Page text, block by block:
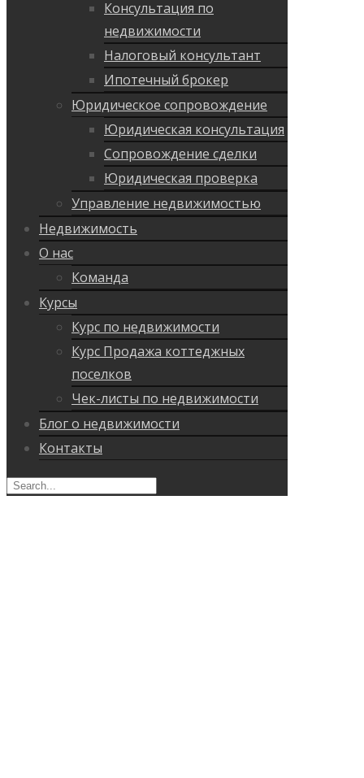
Консультация по
недвижимости
Налоговый консультант
Ипотечный брокер
Юридическое сопровождение
Юридическая консультация
Сопровождение сделки
Юридическая проверка
Управление недвижимостью
Недвижимость
О нас
Команда
Курсы
Курс по недвижимости
Курс Продажа коттеджных
поселков
Чек-листы по недвижимости
Блог о недвижимости
Контакты